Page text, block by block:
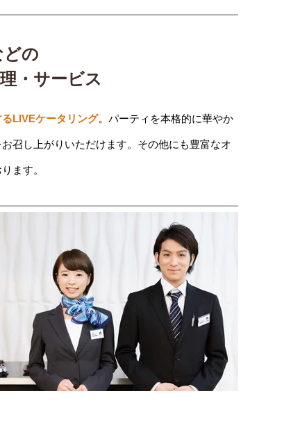
の
・サービス
LIVEケータリング。 パーティを本格的に華やか
召し上がりいただけます。その他にも豊富なオ
ます。